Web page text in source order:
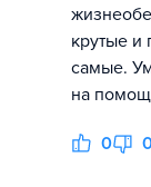
крутые и
самые.
на
0